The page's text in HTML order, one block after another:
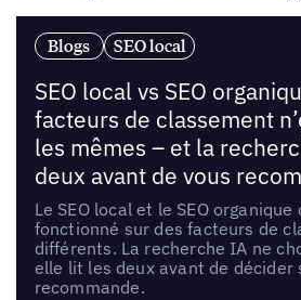
Blogs SEO local
SEO local vs SEO
facteurs de classement
les mêmes – et la
deux avant de vous
Le SEO local et le SEO
fonctionné sur des facteurs de
différents. La recherche IA ne
elle lit les deux avant de décider
recommande.